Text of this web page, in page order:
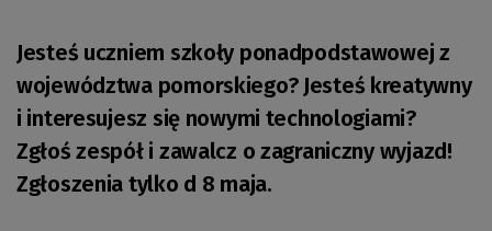
Jesteś uczniem szkoły ponadpodstawowej z
województwa pomorskiego? Jesteś kreatywny
i interesujesz się nowymi technologiami?
Zgłoś zespół i zawalcz o zagraniczny wyjazd!
Zgłoszenia tylko d 8 maja.